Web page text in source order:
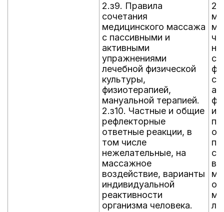
2.з9. Правила
сочетания
медицинского массажа
с пассивными и
активными
упражнениями
лечебной физической
культуры,
физиотерапией,
мануальной терапией.
2.з10. Частные и общие
рефлекторные
ответные реакции, в
том числе
нежелательные, на
массажное
воздействие, варианты
индивидуальной
реактивности
организма человека.